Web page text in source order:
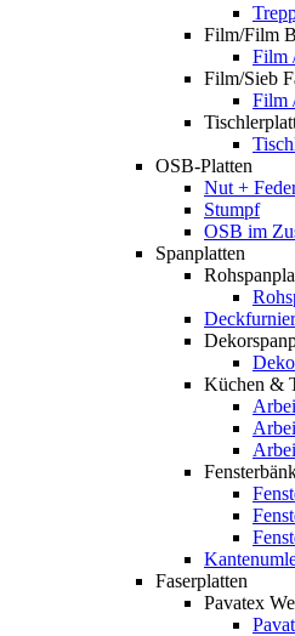
Film/Film
Film
Film/Sieb
Film
OSB-Platten
Nut +
Stumpf
OSB im
Spanplatten
Küchen &
Faserplatten
Pavatex